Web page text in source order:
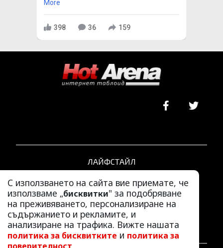
More
398 36 159
С използването на сайта вие приемате, че
използваме „бисквитки" за подобряване
на преживяването, персонализиране на
съдържанието и рекламите, и
анализиране на трафика. Вижте нашата
политика за бисквитките и политика за
ЛАЙФСТАЙЛ
СКАНДАЛИ
АЗ, ЖЕНАТА
ПОД ПРИЦЕЛ
ХИП ХОП